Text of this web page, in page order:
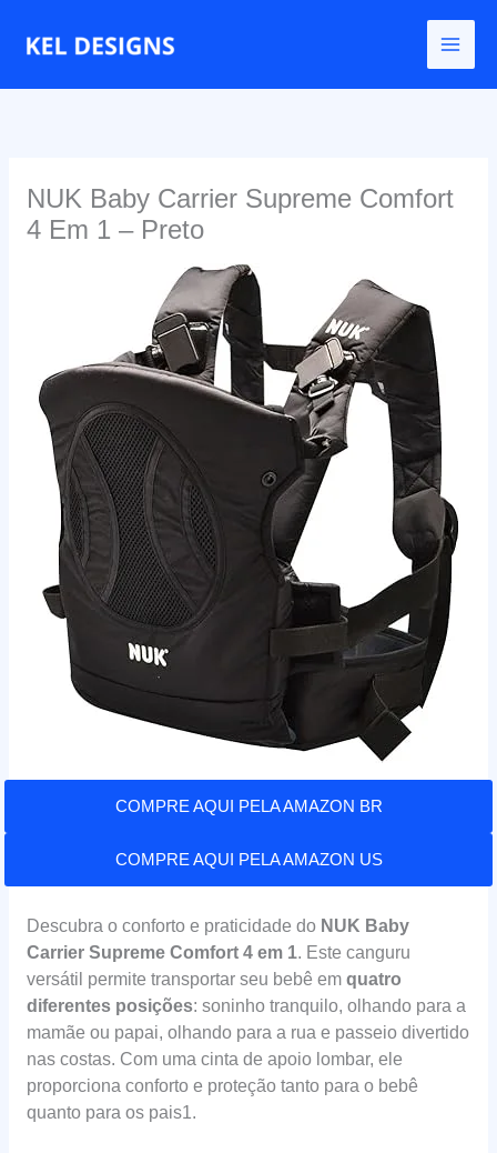
para
conteúdo
NUK Baby Carrier Supreme Comfort
4 Em 1 – Preto
COMPRE AQUI PELA AMAZON BR
COMPRE AQUI PELA AMAZON US
Descubra o conforto e praticidade do NUK Baby
Carrier Supreme Comfort 4 em 1. Este canguru
versátil permite transportar seu bebê em quatro
diferentes posições: soninho tranquilo, olhando para a
mamãe ou papai, olhando para a rua e passeio divertido
nas costas. Com uma cinta de apoio lombar, ele
proporciona conforto e proteção tanto para o bebê
quanto para os pais1.